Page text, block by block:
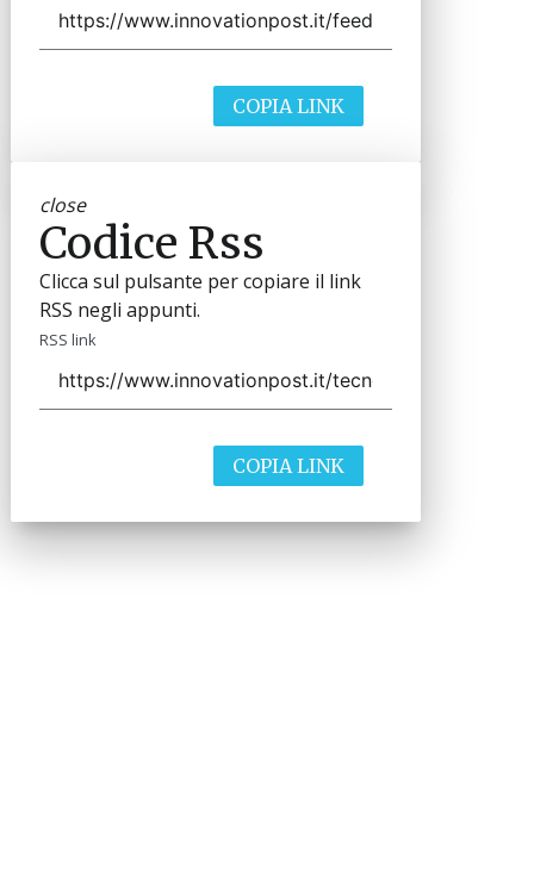
COPIA LINK
close
Codice Rss
Clicca sul pulsante per copiare il link
RSS negli appunti.
RSS link
COPIA LINK